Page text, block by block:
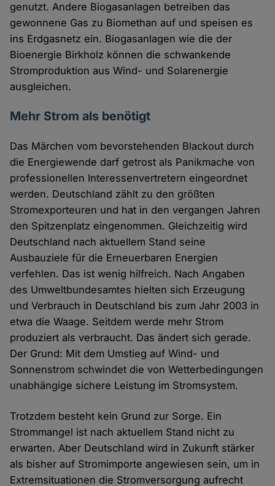
genutzt. Andere Biogasanlagen betreiben das
gewonnene Gas zu Biomethan auf und speisen es
ins Erdgasnetz ein. Biogasanlagen wie die der
Bioenergie Birkholz können die schwankende
Stromproduktion aus Wind- und Solarenergie
ausgleichen.
Mehr Strom als benötigt
Das Märchen vom bevorstehenden Blackout durch
die Energiewende darf getrost als Panikmache von
professionellen Interessenvertretern eingeordnet
werden. Deutschland zählt zu den größten
Stromexporteuren und hat in den vergangen Jahren
den Spitzenplatz eingenommen. Gleichzeitig wird
Deutschland nach aktuellem Stand seine
Ausbauziele für die Erneuerbaren Energien
verfehlen. Das ist wenig hilfreich. Nach Angaben
des Umweltbundesamtes hielten sich Erzeugung
und Verbrauch in Deutschland bis zum Jahr 2003 in
etwa die Waage. Seitdem werde mehr Strom
produziert als verbraucht. Das ändert sich gerade.
Der Grund: Mit dem Umstieg auf Wind- und
Sonnenstrom schwindet die von Wetterbedingungen
unabhängige sichere Leistung im Stromsystem.
Trotzdem besteht kein Grund zur Sorge. Ein
Strommangel ist nach aktuellem Stand nicht zu
erwarten. Aber Deutschland wird in Zukunft stärker
als bisher auf Stromimporte angewiesen sein, um in
Extremsituationen die Stromversorgung aufrecht